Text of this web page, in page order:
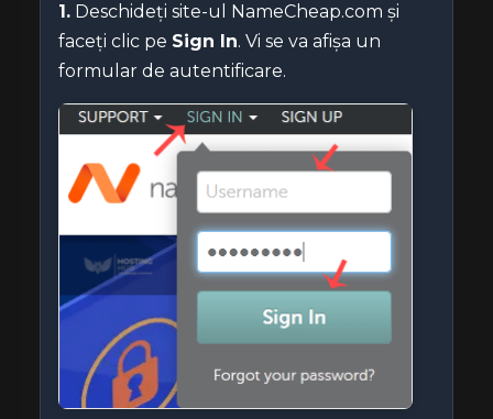
1. Deschideți site-ul NameCheap.com și
faceți clic pe Sign In. Vi se va afișa un
formular de autentificare.